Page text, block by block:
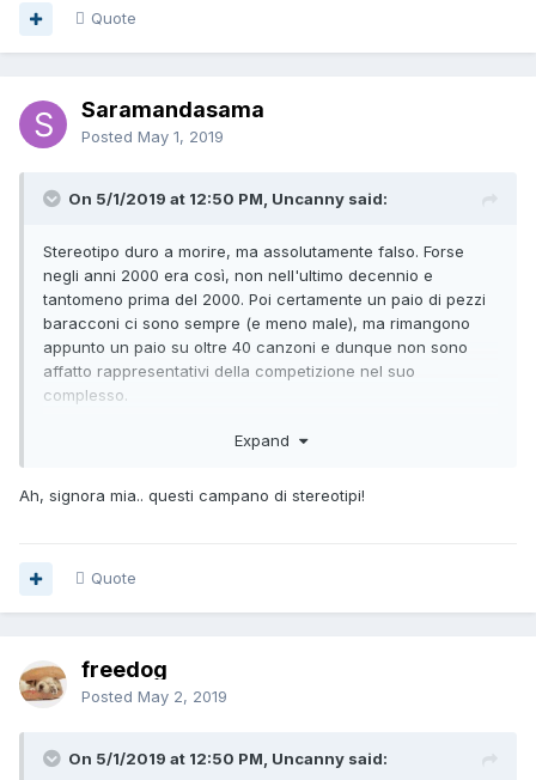
Quote
Saramandasama
Posted May 1, 2019
On 5/1/2019 at 12:50 PM, Uncanny said:
Stereotipo duro a morire, ma assolutamente falso. Forse
negli anni 2000 era così, non nell'ultimo decennio e
tantomeno prima del 2000. Poi certamente un paio di pezzi
baracconi ci sono sempre (e meno male), ma rimangono
appunto un paio su oltre 40 canzoni e dunque non sono
affatto rappresentativi della competizione nel suo
complesso.
Quest'anno comunque la mia canzone preferita è quella dei
ancora meglio di quella studio. Mi piace anche molto
anche una canzone non male.
Tra l'altro quest'anno come superospite ci sarà Madonna,
che si esibirà nell'intervallo della finale.
tool in the AdminCP to restore the default theme.]]
Expand
Ah, signora mia.. questi campano di stereotipi!
Quote
freedog
Posted May 2, 2019
On 5/1/2019 at 12:50 PM, Uncanny said: